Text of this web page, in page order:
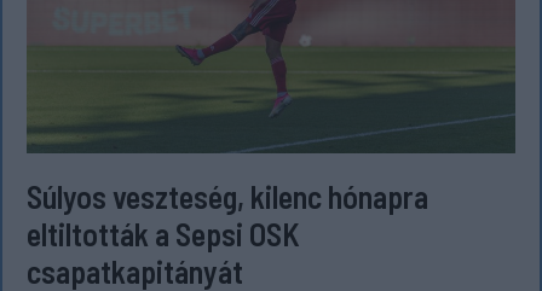
Súlyos veszteség, kilenc hónapra
eltiltották a Sepsi OSK
csapatkapitányát